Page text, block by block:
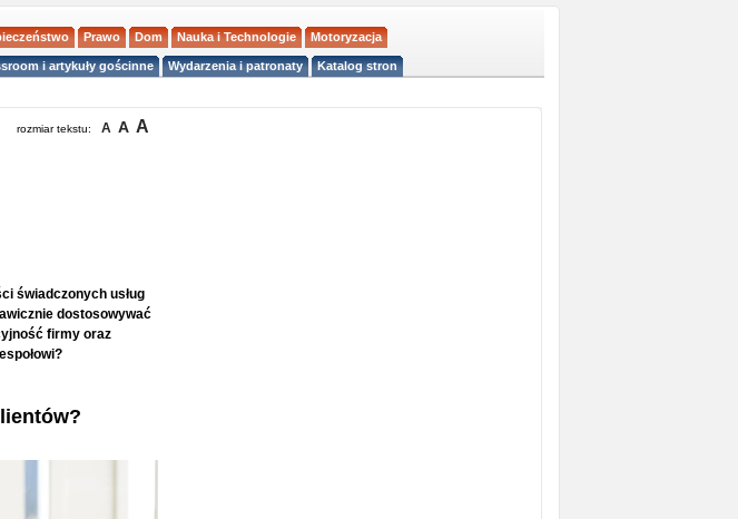
Prawo Dom Nauka i Technologie Motoryzacja
i artykuły gościnne Wydarzenia i patronaty Katalog stron
rozmiar tekstu: A A A
świadczonych usług
dostosowywać
firmy oraz